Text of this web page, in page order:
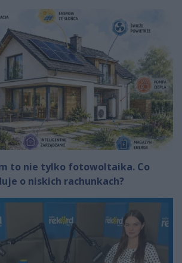
to nie tylko fotowoltaika. Co
o niskich rachunkach?